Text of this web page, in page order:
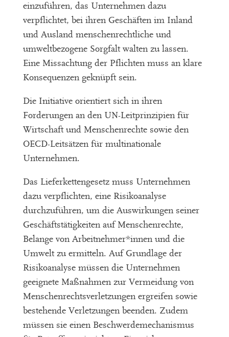
einzuführen, das Unternehmen dazu
verpflichtet, bei ihren Geschäften im Inland
und Ausland menschenrechtliche und
umweltbezogene Sorgfalt walten zu lassen.
Eine Missachtung der Pflichten muss an klare
Konsequenzen geknüpft sein.
Die Initiative orientiert sich in ihren
Forderungen an den UN-Leitprinzipien für
Wirtschaft und Menschenrechte sowie den
OECD-Leitsätzen für multinationale
Unternehmen.
Das Lieferkettengesetz muss Unternehmen
dazu verpflichten, eine Risikoanalyse
durchzuführen, um die Auswirkungen seiner
Geschäftstätigkeiten auf Menschenrechte,
Belange von Arbeitnehmer*innen und die
Umwelt zu ermitteln. Auf Grundlage der
Risikoanalyse müssen die Unternehmen
geeignete Maßnahmen zur Vermeidung von
Menschenrechtsverletzungen ergreifen sowie
bestehende Verletzungen beenden. Zudem
müssen sie einen Beschwerdemechanismus